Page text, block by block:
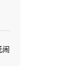
闹